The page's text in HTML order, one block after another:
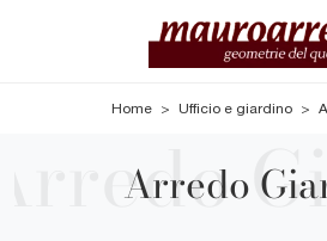
Home > Ufficio e giardino >
Arredo